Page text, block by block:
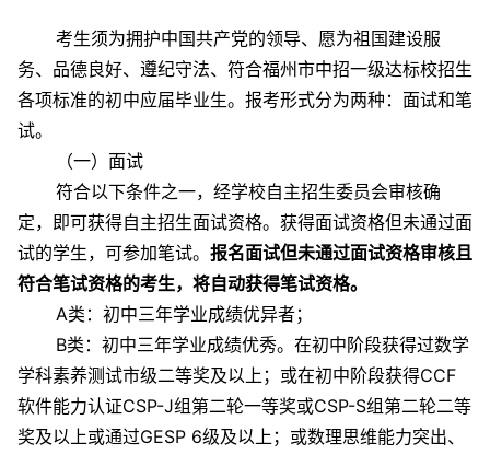
考生须为拥护中国共产党的领导、愿为祖国建设服
务、品德良好、遵纪守法、符合福州市中招一级达标校招生
各项标准的初中应届毕业生。报考形式分为两种：面试和笔
试。
（一）面试
符合以下条件之一，经学校自主招生委员会审核确
定，即可获得自主招生面试资格。获得面试资格但未通过面
试的学生，可参加笔试。 报名面试但未通过面试资格审核且
符合笔试资格的考生，将自动获得笔试资格。
A类：初中三年学业成绩优异者；
B类：初中三年学业成绩优秀。在初中阶段获得过数学
学科素养测试市级二等奖及以上；或在初中阶段获得CCF
软件能力认证CSP-J组第二轮一等奖或CSP-S组第二轮二等
奖及以上或通过GESP 6级及以上；或数理思维能力突出、